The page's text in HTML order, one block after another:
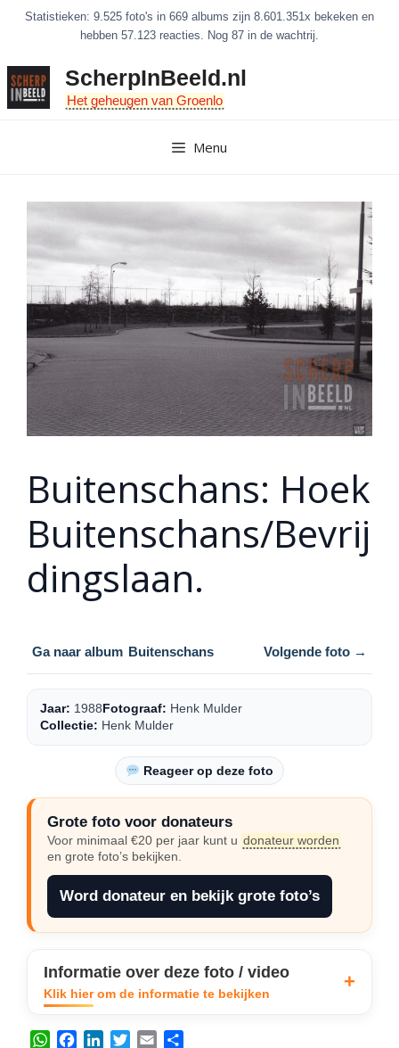
inhoud
Statistieken: 9.525 foto's in 669 albums zijn 8.601.351x bekeken en
hebben 57.123 reacties. Nog 87 in de wachtrij.
ScherpInBeeld.nl
Het geheugen van Groenlo
Menu
Buitenschans: Hoek
Buitenschans/Bevrij
dingslaan.
Ga naar album Buitenschans Volgende foto →
Jaar: 1988Fotograaf: Henk Mulder
Collectie: Henk Mulder
Reageer op deze foto
Grote foto voor donateurs
Voor minimaal €20 per jaar kunt u donateur worden
en grote foto’s bekijken.
Word donateur en bekijk grote foto’s
Informatie over deze foto / video
Klik hier om de informatie te bekijken
W